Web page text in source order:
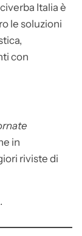
Italia è
le soluzioni
con
in
riviste di